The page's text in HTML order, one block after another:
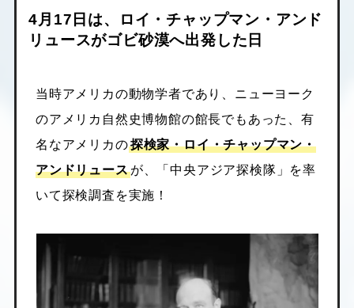
4月17日は、ロイ・チャップマン・アンド
リュースがゴビ砂漠へ出発した日
当時アメリカの動物学者であり、ニューヨーク
のアメリカ自然史博物館の館長でもあった、有
名なアメリカの探検家・ロイ・チャップマン・
アンドリュースが、「中央アジア探検隊」を率
いて探検調査を実施！